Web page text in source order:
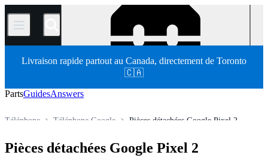
/
Livraison rapide partout au Canada, directement de Toronto
🇨🇦
PartsGuidesAnswers
Pièces détachées Google Pixel 2
Téléphone Google
Téléphone
Pièces détachées Google Pixel 2